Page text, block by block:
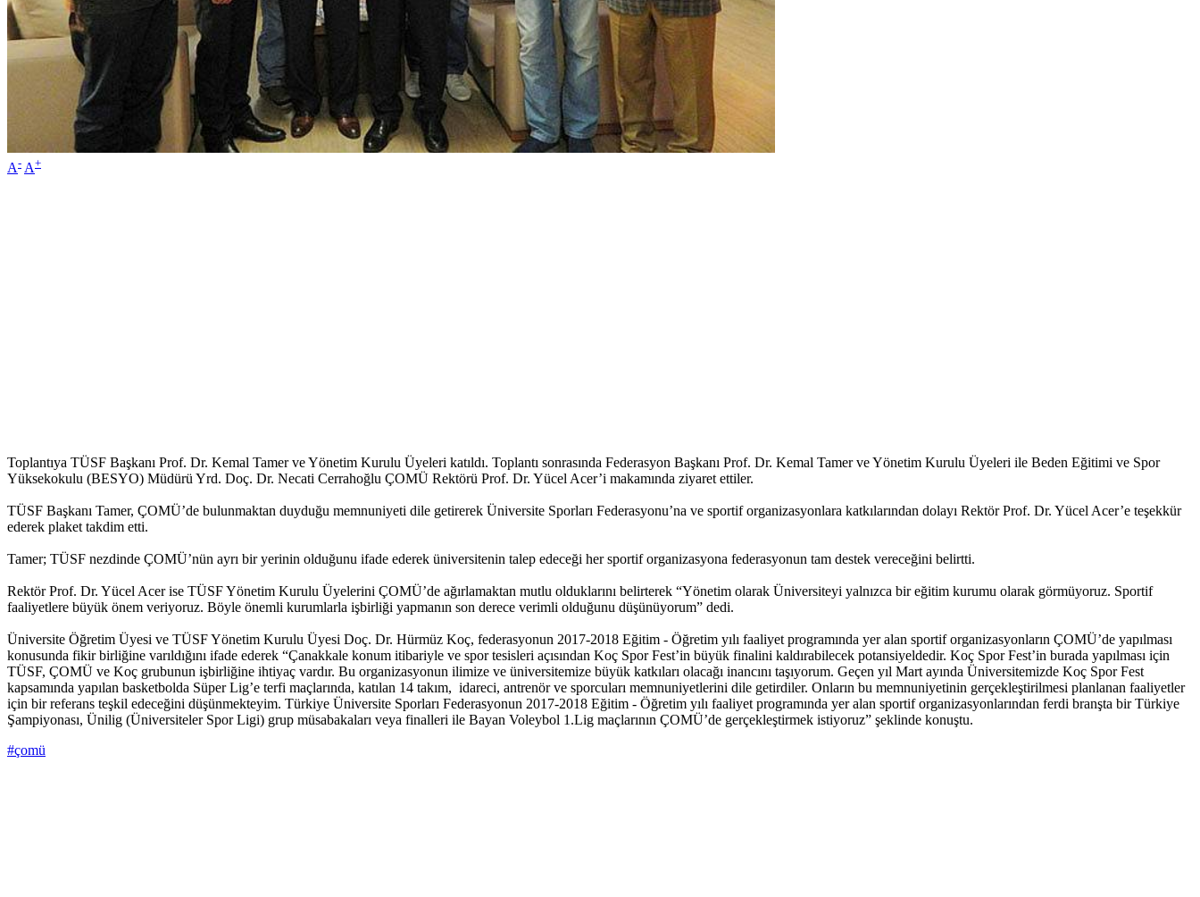
A- A+
Toplantıya TÜSF Başkanı Prof. Dr. Kemal Tamer ve Yönetim Kurulu Üyeleri katıldı. Toplantı sonrasında Federasyon Başkanı Prof. Dr. Kemal Tamer ve Yönetim Kurulu Üyeleri ile Beden Eğitimi ve Spor
Yüksekokulu (BESYO) Müdürü Yrd. Doç. Dr. Necati Cerrahoğlu ÇOMÜ Rektörü Prof. Dr. Yücel Acer’i makamında ziyaret ettiler.
TÜSF Başkanı Tamer, ÇOMÜ’de bulunmaktan duyduğu memnuniyeti dile getirerek Üniversite Sporları Federasyonu’na ve sportif organizasyonlara katkılarından dolayı Rektör Prof. Dr. Yücel Acer’e teşekkür
ederek plaket takdim etti.
Tamer; TÜSF nezdinde ÇOMÜ’nün ayrı bir yerinin olduğunu ifade ederek üniversitenin talep edeceği her sportif organizasyona federasyonun tam destek vereceğini belirtti.
Rektör Prof. Dr. Yücel Acer ise TÜSF Yönetim Kurulu Üyelerini ÇOMÜ’de ağırlamaktan mutlu olduklarını belirterek “Yönetim olarak Üniversiteyi yalnızca bir eğitim kurumu olarak görmüyoruz. Sportif
faaliyetlere büyük önem veriyoruz. Böyle önemli kurumlarla işbirliği yapmanın son derece verimli olduğunu düşünüyorum” dedi.
Üniversite Öğretim Üyesi ve TÜSF Yönetim Kurulu Üyesi Doç. Dr. Hürmüz Koç, federasyonun 2017-2018 Eğitim - Öğretim yılı faaliyet programında yer alan sportif organizasyonların ÇOMÜ’de yapılması
konusunda fikir birliğine varıldığını ifade ederek “Çanakkale konum itibariyle ve spor tesisleri açısından Koç Spor Fest’in büyük finalini kaldırabilecek potansiyeldedir. Koç Spor Fest’in burada yapılması için
TÜSF, ÇOMÜ ve Koç grubunun işbirliğine ihtiyaç vardır. Bu organizasyonun ilimize ve üniversitemize büyük katkıları olacağı inancını taşıyorum. Geçen yıl Mart ayında Üniversitemizde Koç Spor Fest
kapsamında yapılan basketbolda Süper Lig’e terfi maçlarında, katılan 14 takım, idareci, antrenör ve sporcuları memnuniyetlerini dile getirdiler. Onların bu memnuniyetinin gerçekleştirilmesi planlanan faaliyetler
için bir referans teşkil edeceğini düşünmekteyim. Türkiye Üniversite Sporları Federasyonun 2017-2018 Eğitim - Öğretim yılı faaliyet programında yer alan sportif organizasyonlarından ferdi branşta bir Türkiye
Şampiyonası, Ünilig (Üniversiteler Spor Ligi) grup müsabakaları veya finalleri ile Bayan Voleybol 1.Lig maçlarının ÇOMÜ’de gerçekleştirmek istiyoruz” şeklinde konuştu.
#çomü